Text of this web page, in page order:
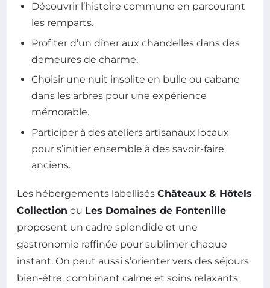
Découvrir l’histoire commune en parcourant
les remparts.
Profiter d’un dîner aux chandelles dans des
demeures de charme.
Choisir une nuit insolite en bulle ou cabane
dans les arbres pour une expérience
mémorable.
Participer à des ateliers artisanaux locaux
pour s’initier ensemble à des savoir-faire
anciens.
Les hébergements labellisés Châteaux & Hôtels
Collection ou Les Domaines de Fontenille
proposent un cadre splendide et une
gastronomie raffinée pour sublimer chaque
instant. On peut aussi s’orienter vers des séjours
bien-être, combinant calme et soins relaxants